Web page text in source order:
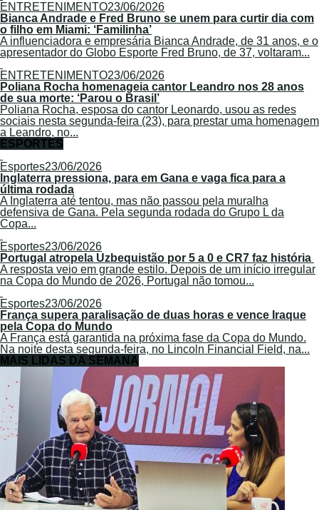
ENTRETENIMENTO23/06/2026
Bianca Andrade e Fred Bruno se unem para curtir dia com
o filho em Miami: ‘Familinha’
A influenciadora e empresária Bianca Andrade, de 31 anos, e o
apresentador do Globo Esporte Fred Bruno, de 37, voltaram...
ENTRETENIMENTO23/06/2026
Poliana Rocha homenageia cantor Leandro nos 28 anos
de sua morte: ‘Parou o Brasil’
Poliana Rocha, esposa do cantor Leonardo, usou as redes
sociais nesta segunda-feira (23), para prestar uma homenagem
a Leandro, no...
ESPORTES
Esportes23/06/2026
Inglaterra pressiona, para em Gana e vaga fica para a
última rodada
A Inglaterra até tentou, mas não passou pela muralha
defensiva de Gana. Pela segunda rodada do Grupo L da
Copa...
Esportes23/06/2026
Portugal atropela Uzbequistão por 5 a 0 e CR7 faz história
A resposta veio em grande estilo. Depois de um início irregular
na Copa do Mundo de 2026, Portugal não tomou...
Esportes23/06/2026
França supera paralisação de duas horas e vence Iraque
pela Copa do Mundo
A França está garantida na próxima fase da Copa do Mundo.
Na noite desta segunda-feira, no Lincoln Financial Field, na...
MAIS LIDAS DA SEMANA